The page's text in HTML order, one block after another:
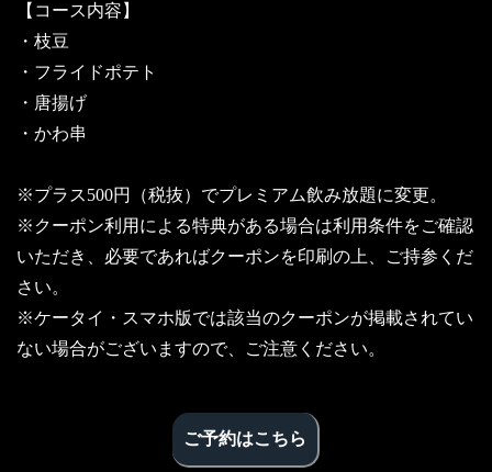
【コース内容】
・枝豆
・フライドポテト
・唐揚げ
・かわ串
※プラス500円（税抜）でプレミアム飲み放題に変更。
※クーポン利用による特典がある場合は利用条件をご確認
いただき、必要であればクーポンを印刷の上、ご持参くだ
さい。
※ケータイ・スマホ版では該当のクーポンが掲載されてい
ない場合がございますので、ご注意ください。
ご予約はこちら